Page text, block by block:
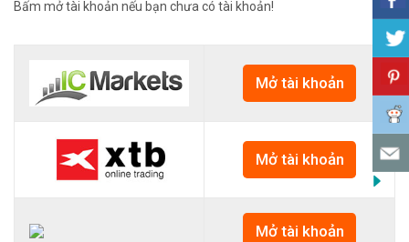
Bấm mở tài khoản nếu bạn chưa có tài khoản!
Mở tài khoản
Mở tài khoản
Mở tài khoản